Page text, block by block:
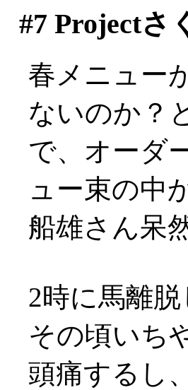
#7 Projectさ
春メニュー
ないのか？
で、オーダ
ュー束の中
船雄さん呆
2時に馬離
その頃いち
頭痛するし